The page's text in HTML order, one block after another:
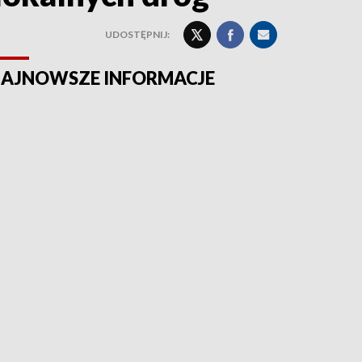
UDOSTĘPNIJ:
INFORMACJE